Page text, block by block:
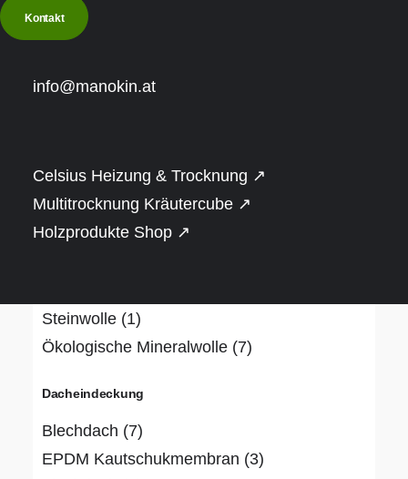
Kontakt
info@manokin.at
Celsius Heizung & Trocknung ↗
Multitrocknung Kräutercube ↗
Holzprodukte Shop ↗
€ 20.001
Over
Bauweise
Dämmung
Hanf(1)
Steinwolle (1)
Ökologische Mineralwolle (7)
Dacheindeckung
Blechdach (7)
EPDM Kautschukmembran (3)